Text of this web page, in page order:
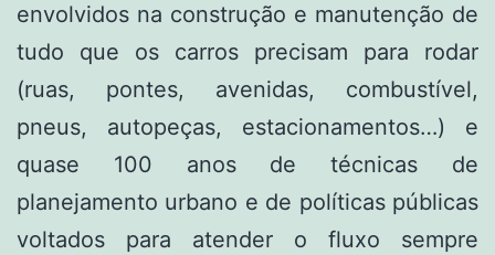
envolvidos na construção e manutenção de
tudo que os carros precisam para rodar
(ruas, pontes, avenidas, combustível,
pneus, autopeças, estacionamentos…) e
quase 100 anos de técnicas de
planejamento urbano e de políticas públicas
voltados para atender o fluxo sempre